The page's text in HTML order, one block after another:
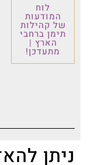
לוח
המודעות
של קהילות
תימן ברחבי
הארץ |
מתעדכן!
ניתן